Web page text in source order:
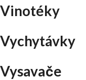
Vinotéky
Vychytávky
Vysavače